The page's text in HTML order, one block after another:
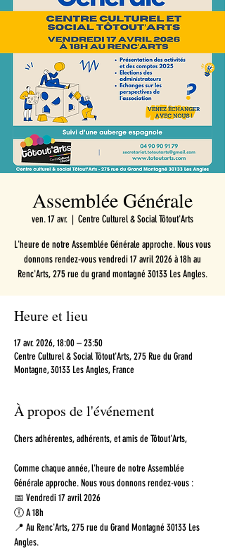
Assemblée Générale
ven. 17 avr.
  |
Centre Culturel & Social Tôtout'Arts
L'heure de notre Assemblée Générale approche. Nous vous
donnons rendez-vous vendredi 17 avril 2026 à 18h au
Renc'Arts, 275 rue du grand montagné 30133 Les Angles.
Heure et lieu
17 avr. 2026, 18:00 – 23:50
Centre Culturel & Social Tôtout'Arts, 275 Rue du Grand
Montagne, 30133 Les Angles, France
À propos de l'événement
Chers adhérentes, adhérents, et amis de Tôtout'Arts,
Comme chaque année, l'heure de notre Assemblée
Générale approche. Nous vous donnons rendez-vous :
📅 Vendredi 17 avril 2026
🕕 A 18h
📍 Au Renc'Arts, 275 rue du Grand Montagné 30133 Les
Angles.